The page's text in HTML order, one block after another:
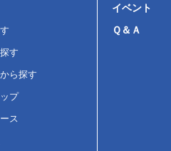
す
ら探す
プ
ス
イベント
Ｑ＆Ａ